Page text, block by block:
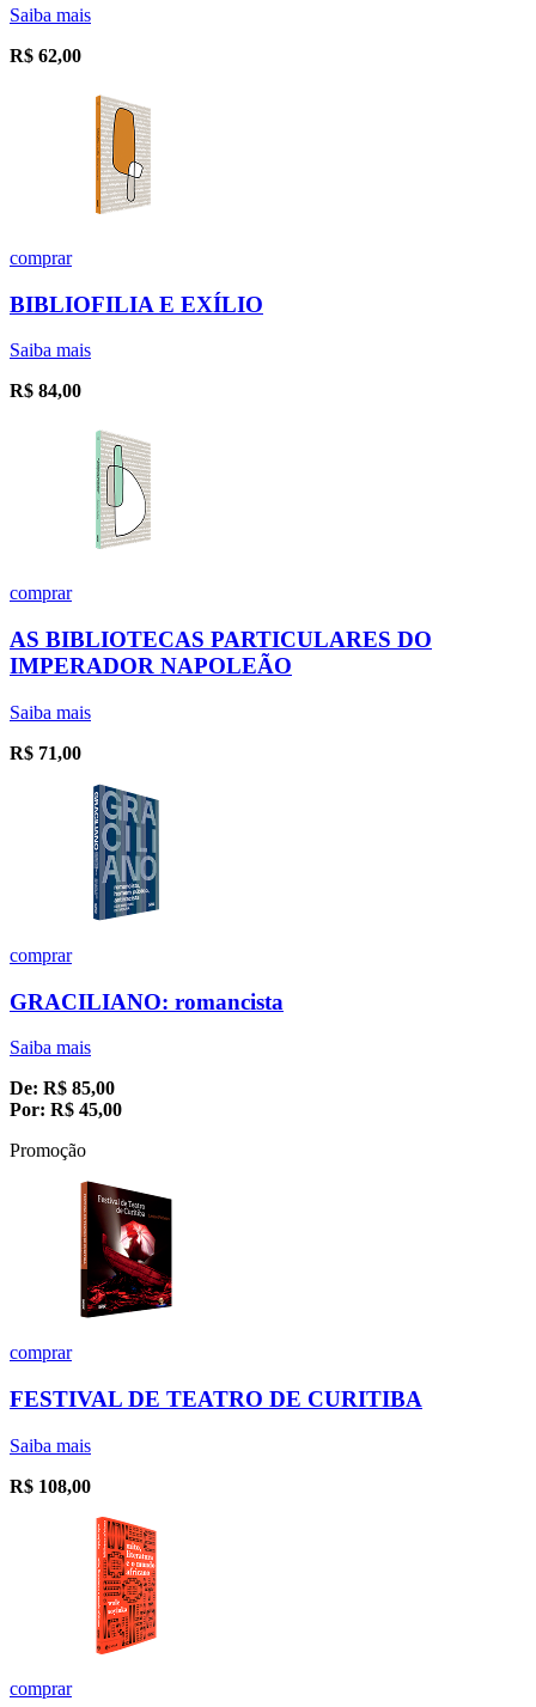
Saiba mais
R$ 62,00
comprar
BIBLIOFILIA E EXÍLIO
Saiba mais
R$ 84,00
comprar
AS BIBLIOTECAS PARTICULARES DO
IMPERADOR NAPOLEÃO
Saiba mais
R$ 71,00
comprar
GRACILIANO: romancista
Saiba mais
De: R$ 85,00
Por: R$ 45,00
Promoção
comprar
FESTIVAL DE TEATRO DE CURITIBA
Saiba mais
R$ 108,00
comprar